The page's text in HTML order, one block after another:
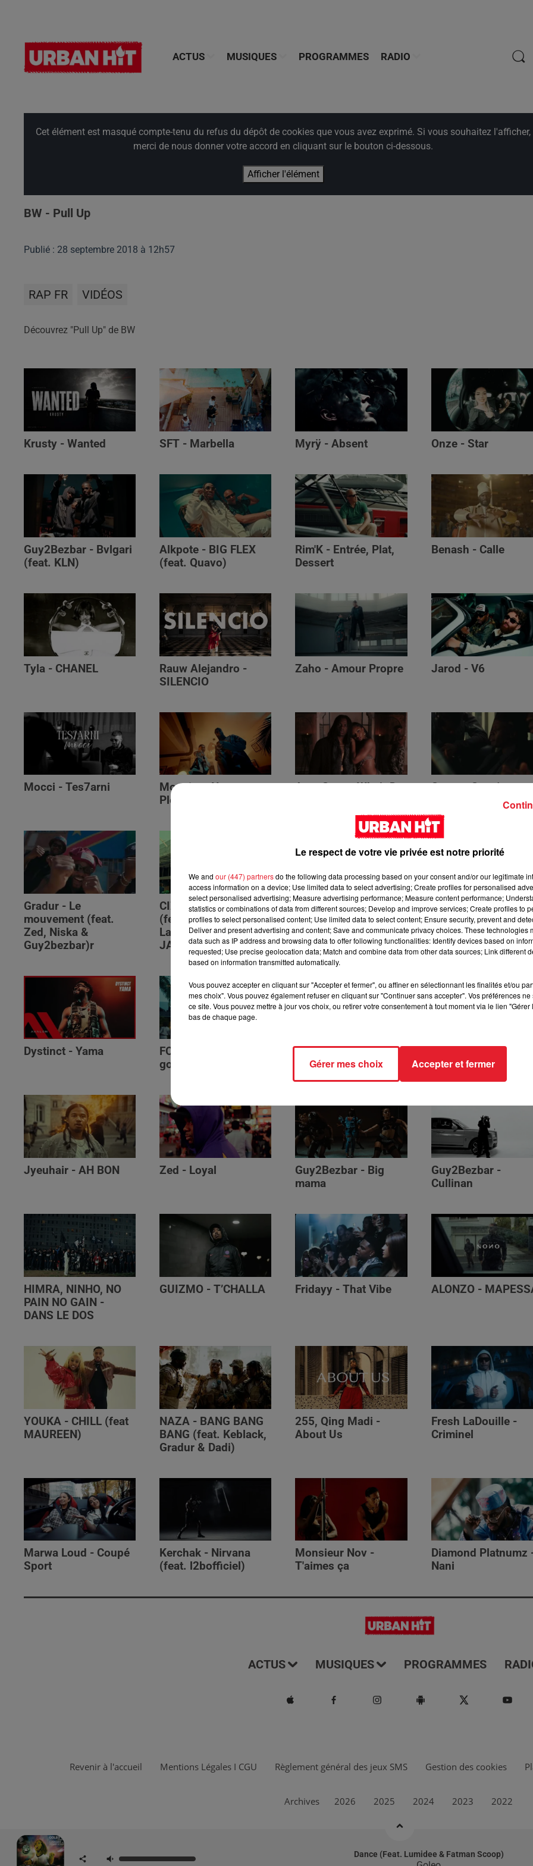
ACTUS MUSIQUES PROGRAMMES RADIO
Cet élément est masqué compte-tenu du refus du dépôt de cookies que vous avez exprimé. Si vous souhaitez l'afficher,
merci de nous donner votre accord en cliquant sur le bouton ci-dessous.
Afficher l'élément
BW - Pull Up
Publié : 28 septembre 2018 à 12h57
RAP FR VIDÉOS
Découvrez "Pull Up" de BW
Krusty - Wanted SFT - Marbella Myrÿ - Absent Onze - Star
Guy2Bezbar - Bvlgari
(feat. KLN)
Alkpote - BIG FLEX
(feat. Quavo)
Rim'K - Entrée, Plat,
Dessert
Benash - Calle
Tyla - CHANEL
Rauw Alejandro -
SILENCIO
Zaho - Amour Propre Jarod - V6
Mocci - Tes7arni
Monsieur Nov‬ -
Please (feat. RSKO)
Ayra Starr - Who’s Dat
Saaro - Star /
interlude Yorssy
Gradur - Le
mouvement (feat.
Zed, Niska &
Guy2bezbar)r
CIZA - Isaka II (6am)
(feat. Tems, Omah
Lay, Thukuthela &
JAZZWRLD)
Siaka & Dr. Yaro - Les
Limites
Kore & Zamdane -
Dalí
Dystinct - Yama
FOLA & Victony -
golibe
Franglish & Keblack -
Génération Impolie
Jyeuhair - AH BON Zed - Loyal
Guy2Bezbar - Big
mama
Guy2Bezbar -
Cullinan
HIMRA, NINHO, NO
PAIN NO GAIN -
DANS LE DOS
GUIZMO - T’CHALLA Fridayy - That Vibe ALONZO -
YOUKA - CHILL (feat
MAUREEN)
NAZA - BANG BANG
BANG (feat. Keblack,
Gradur & Dadi)
255, Qing Madi -
About Us
Fresh LaDouille -
Criminel
Marwa Loud - Coupé
Sport
Kerchak - Nirvana
(feat. ‪l2bofficiel‬)
Monsieur Nov -
T'aimes ça
Diamond Platnumz
Nani
ACTUS MUSIQUES PROGRAMMES
Dance (feat. Lumidee & Fatman Scoop)
Revenir à l'accueil Mentions Légales I CGU Règlement général des jeux SMS Gestion des cookies
Archives 2026 2025 2024 2023 2022
Le respect de votre vie privée est notre priorité
We and our (447) partnersdo the following data processing based on your consent and/or our legitimate
access information on a device; Use limited data to select advertising; Create profiles for personalised
select personalised advertising; Measure advertising performance; Measure content performance;
statistics or combinations of data from different sources; Develop and improve services; Create profiles to
profiles to select personalised content; Use limited data to select content; Ensure security, prevent and
Deliver and present advertising and content; Save and communicate privacy choices. These technologies
data such as IP address and browsing data to offer following functionalities: Identify devices based on
requested; Use precise geolocation data; Match and combine data from other data sources; Link different
based on information transmitted automatically.
Vous pouvez accepter en cliquant sur "Accepter et fermer", ou affiner en sélectionnant les finalités et/ou
mes choix". Vous pouvez également refuser en cliquant sur "Continuer sans accepter". Vos préférences
ce site. Vous pouvez mettre à jour vos choix, ou retirer votre consentement à tout moment via le lien
bas de chaque page.
Gérer mes choix Accepter et fermer